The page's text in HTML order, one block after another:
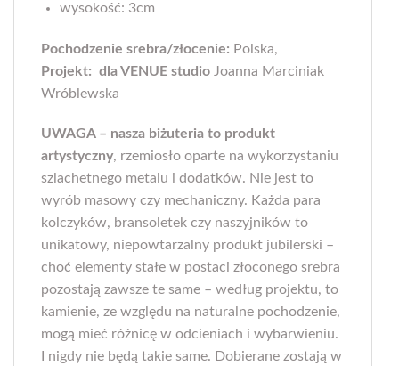
wysokość: 3cm
Pochodzenie srebra/złocenie: Polska,
Projekt: dla VENUE studio Joanna Marciniak
Wróblewska
UWAGA – nasza biżuteria to produkt
artystyczny, rzemiosło oparte na wykorzystaniu
szlachetnego metalu i dodatków. Nie jest to
wyrób masowy czy mechaniczny. Każda para
kolczyków, bransoletek czy naszyjników to
unikatowy, niepowtarzalny produkt jubilerski –
choć elementy stałe w postaci złoconego srebra
pozostają zawsze te same – według projektu, to
kamienie, ze względu na naturalne pochodzenie,
mogą mieć różnicę w odcieniach i wybarwieniu.
I nigdy nie będą takie same. Dobierane zostają w